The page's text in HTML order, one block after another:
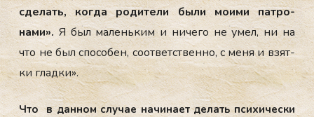
сде­лать, ког­да ро­дите­ли бы­ли мо­ими пат­ро­
нами». Я был ма­лень­ким и ни­чего не умел, ни на
что не был спо­собен, со­от­ветс­твен­но, с ме­ня и взят­
ки глад­ки».
Что в дан­ном слу­чае на­чина­ет де­лать пси­хичес­ки